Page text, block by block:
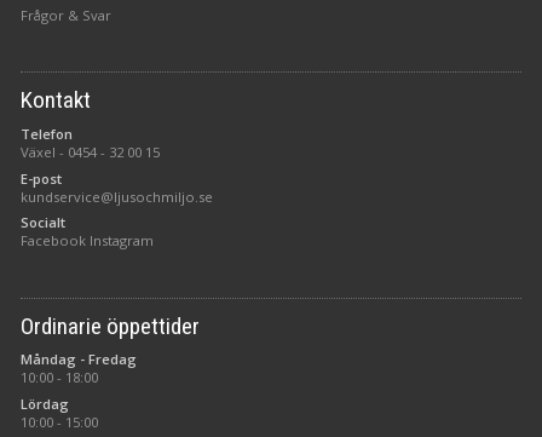
Frågor & Svar
Kontakt
Telefon
Växel - 0454 - 32 00 15
E-post
kundservice@ljusochmiljo.se
Socialt
Facebook Instagram
Ordinarie öppettider
Måndag - Fredag
10:00 - 18:00
Lördag
10:00 - 15:00